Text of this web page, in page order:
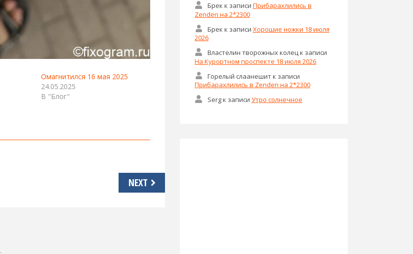
Омагнитился 16 мая 2025
24.05.2025
В "Блог"
NEXT
Брек к записи Прибарахлились в
Zenden на 2*2300
Брек к записи Хорошие ножки 18 июля
2026
Властелин творожных колецк записи
На Курортном проспекте 18 июля 2026
Горелый слаанешитк записи
Прибарахлились в Zenden на 2*2300
Sergк записи Утро солнечное